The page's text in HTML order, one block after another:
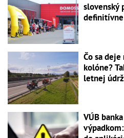
slovenský
Čo sa
kolóne?
letnej
VÚB